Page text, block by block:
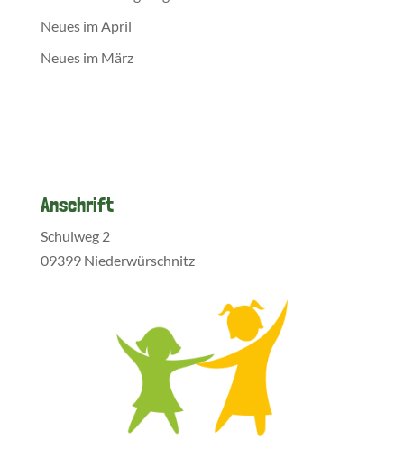
Neues im April
Neues im März
Anschrift
Schulweg 2
09399 Niederwürschnitz